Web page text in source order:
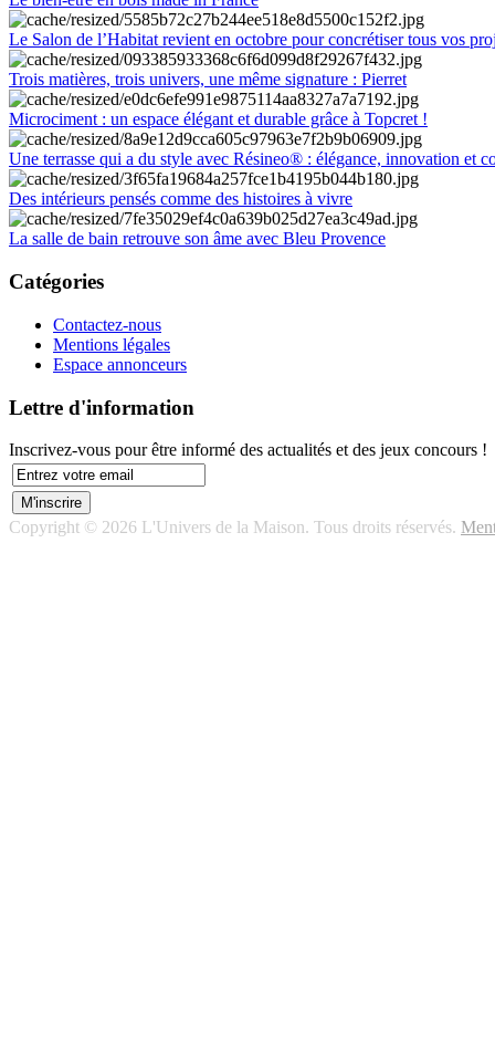
Le Salon de l’Habitat revient en octobre pour concrétiser tous vos
Trois matières, trois univers, une même signature : Pierret
Microciment : un espace élégant et durable grâce à Topcret !
Une terrasse qui a du style avec Résineo® : élégance, innovation et
Des intérieurs pensés comme des histoires à vivre
La salle de bain retrouve son âme avec Bleu Provence
Catégories
Contactez-nous
Mentions légales
Espace annonceurs
Lettre d'information
Inscrivez-vous pour être informé des actualités et des jeux concours !
Copyright © 2026 L'Univers de la Maison. Tous droits réservés.